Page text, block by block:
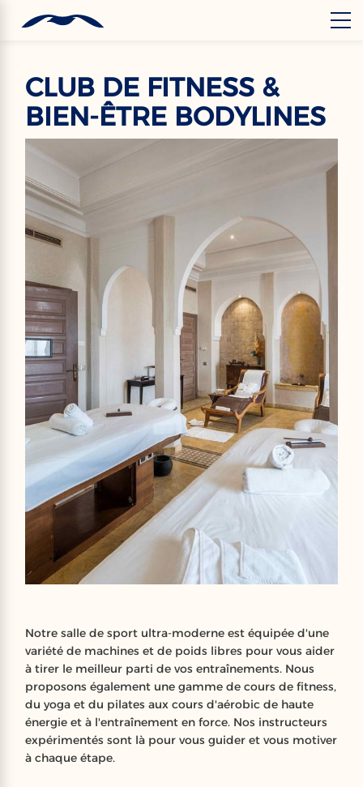
CLUB DE FITNESS &
BIEN-ÊTRE BODYLINES
Notre salle de sport ultra-moderne est équipée d'une
variété de machines et de poids libres pour vous aider
à tirer le meilleur parti de vos entraînements. Nous
proposons également une gamme de cours de fitness,
du yoga et du pilates aux cours d'aérobic de haute
énergie et à l'entraînement en force. Nos instructeurs
expérimentés sont là pour vous guider et vous motiver
à chaque étape.